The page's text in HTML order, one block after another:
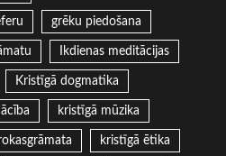
grēku piedošana
Ikdienas meditācijas
Kristīgā dogmatika
kristīgā mūzika
kristīgā ētika